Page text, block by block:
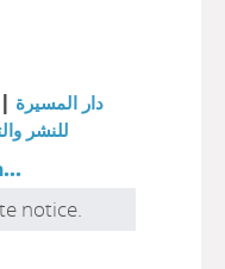
| دار المسيرة
للنشر
notice.